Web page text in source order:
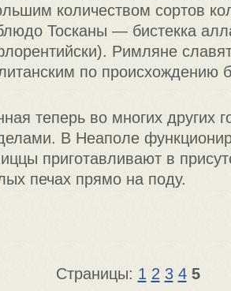
количеством сортов
Тосканы — бистекка
Римляне
по происхождению
теперь во многих других
В Неаполе
приготавливают в
печах прямо на поду.
Страницы: 1 2 3 4 5